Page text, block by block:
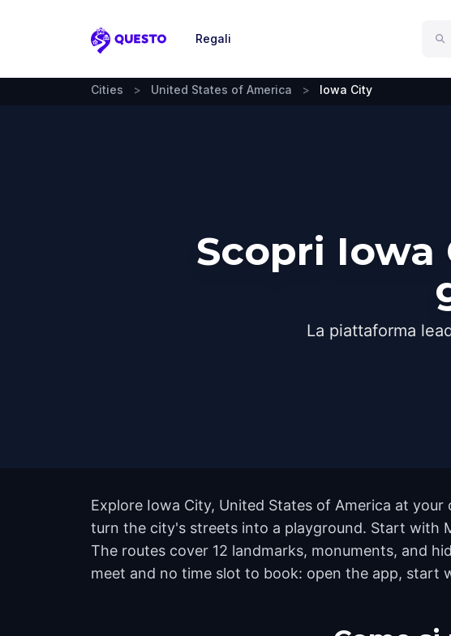
Questo
Regali
Cities > United States of America > Iowa City
Scopri
La piattaforma
Explore Iowa City, United States of America at
turn the city's streets into a playground. Start with
The routes cover 12 landmarks, monuments, and
meet and no time slot to book: open the app, start